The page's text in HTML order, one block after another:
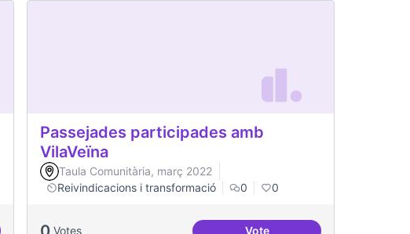
Passejades participades amb
VilaVeïna
Taula Comunitària, març 2022
Reivindicacions i transformació
0 0
Votes Vote